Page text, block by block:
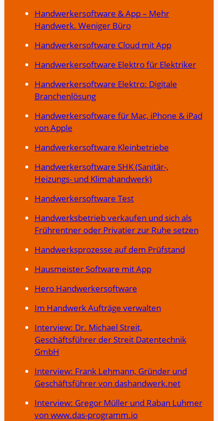
Handwerkersoftware & App – Mehr
Handwerk. Weniger Büro
Handwerkersoftware Cloud mit App
Handwerkersoftware Elektro für Elektriker
Handwerkersoftware Elektro: Digitale
Branchenlösung
Handwerkersoftware für Mac, iPhone & iPad
von Apple
Handwerkersoftware Kleinbetriebe
Handwerkersoftware SHK (Sanitär-,
Heizungs- und Klimahandwerk)
Handwerkersoftware Test
Handwerksbetrieb verkaufen und sich als
Frührentner oder Privatier zur Ruhe setzen
Handwerksprozesse auf dem Prüfstand
Hausmeister Software mit App
Hero Handwerkersoftware
Im Handwerk Aufträge verwalten
Interview: Dr. Michael Streit,
Geschäftsführer der Streit Datentechnik
GmbH
Interview: Frank Lehmann, Gründer und
Geschäftsführer von dashandwerk.net
Interview: Gregor Müller und Raban Luhmer
von www.das-programm.io